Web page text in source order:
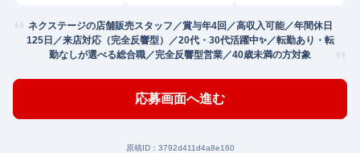
ネクステージの店舗販売スタッフ／賞与年4回／高収入可能／年間休日
125日／来店対応（完全反響型）／20代・30代活躍中✨／転勤あり・転
勤なしが選べる総合職／完全反響型営業／40歳未満の方対象
応募画面へ進む
原稿ID： 3792d411d4a8e160